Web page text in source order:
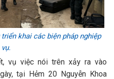
khai các biện pháp nghiệp
vụ.
vụ việc nói trên xảy ra vào
tại Hẻm 20 Nguyễn Khoa